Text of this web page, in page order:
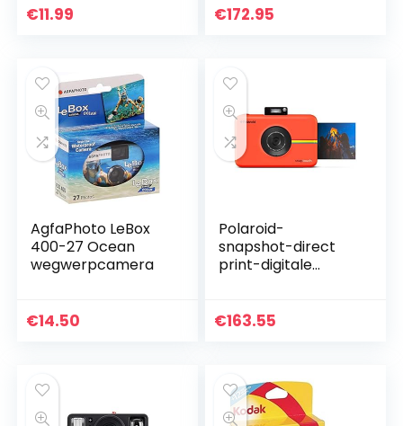
Printer van Aenllosi.
€11.99 €172.95
AgfaPhoto LeBox
400-27 Ocean
wegwerpcamera
€14.50
Polaroid-
snapshot-direct
print-digitale
rood, LCD Display
€163.55